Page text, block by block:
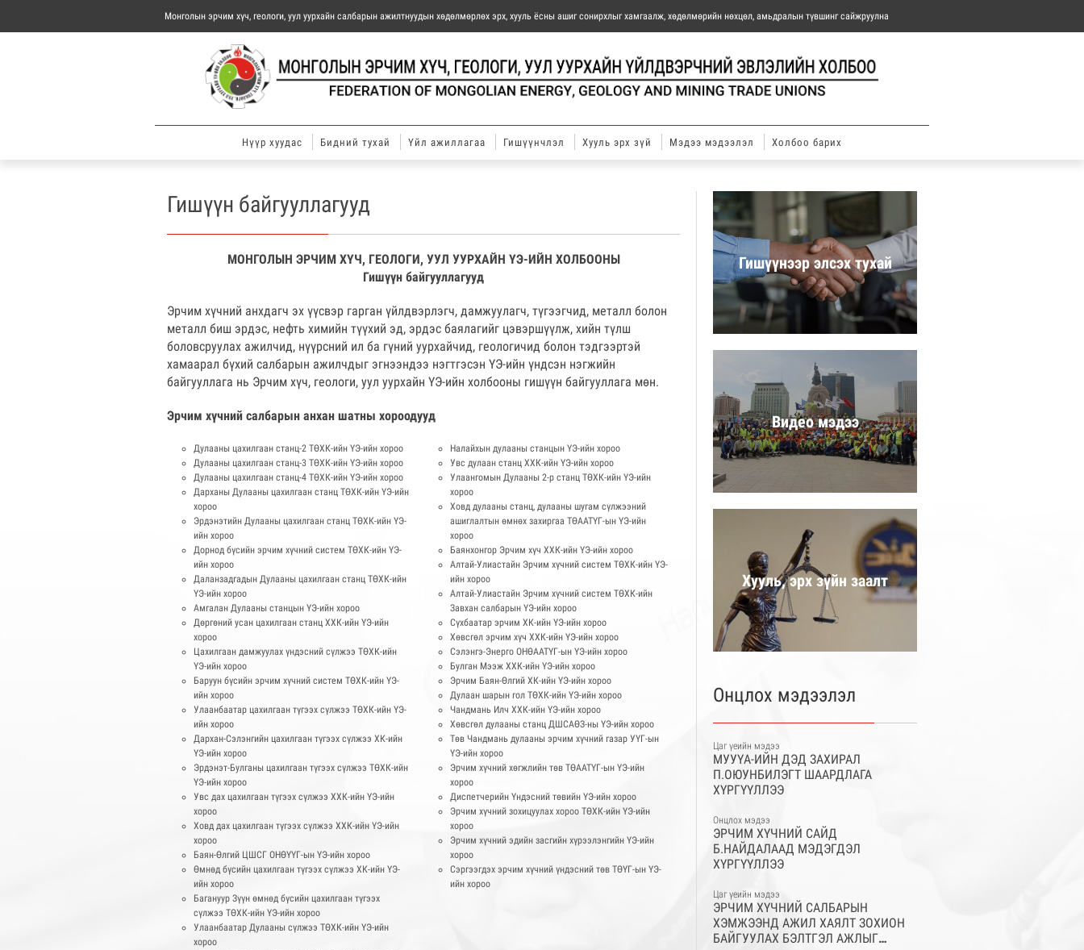
Монголын эрчим хүч, геологи, уул уурхайн салбарын ажилтнуудын хөдөлмөрлөх эрх, хууль ёсны ашиг сонирхлыг хамгаалж, хөдөлмөрийн нөхцөл, амьдралын түвшинг сайжруулна
Нүүр хуудас Бидний тухай Үйл ажиллагаа Гишүүнчлэл Хууль эрх зүй Мэдээ мэдээлэл Холбоо барих
Гишүүн байгууллагууд
МОНГОЛЫН ЭРЧИМ ХҮЧ, ГЕОЛОГИ, УУЛ УУРХАЙН ҮЭ-ИЙН ХОЛБООНЫ
Гишүүн байгууллагууд
Эрчим хүчний анхдагч эх үүсвэр гарган үйлдвэрлэгч, дамжуулагч, түгээгчид, металл болон
металл биш эрдэс, нефть химийн түүхий эд, эрдэс баялагийг цэвэршүүлж, хийн түлш
боловсруулах ажилчид, нүүрсний ил ба гүний уурхайчид, геологичид болон тэдгээртэй
хамаарал бүхий салбарын ажилчдыг эгнээндээ нэгтгэсэн ҮЭ-ийн үндсэн нэгжийн
байгууллага нь Эрчим хүч, геологи, уул уурхайн ҮЭ-ийн холбооны гишүүн байгууллага мөн.
Эрчим хүчний салбарын анхан шатны хороодууд
Дулааны цахилгаан станц-2 ТӨХК-ийн ҮЭ-ийн хороо
Дулааны цахилгаан станц-3 ТӨХК-ийн ҮЭ-ийн хороо
Дулааны цахилгаан станц-4 ТӨХК-ийн ҮЭ-ийн хороо
Дарханы Дулааны цахилгаан станц ТӨХК-ийн ҮЭ-ийн
хороо
Эрдэнэтийн Дулааны цахилгаан станц ТӨХК-ийн ҮЭ-
ийн хороо
Дорнод бүсийн эрчим хүчний систем ТӨХК-ийн ҮЭ-
ийн хороо
Даланзадгадын Дулааны цахилгаан станц ТӨХК-ийн
ҮЭ-ийн хороо
Амгалан Дулааны станцын ҮЭ-ийн хороо
Дөргөний усан цахилгаан станц ХХК-ийн ҮЭ-ийн
хороо
Цахилгаан дамжуулах үндэсний сүлжээ ТӨХК-ийн
ҮЭ-ийн хороо
Баруун бүсийн эрчим хүчний систем ТӨХК-ийн ҮЭ-
ийн хороо
Улаанбаатар цахилгаан түгээх сүлжээ ТӨХК-ийн ҮЭ-
ийн хороо
Дархан-Сэлэнгийн цахилгаан түгээх сүлжээ ХК-ийн
ҮЭ-ийн хороо
Эрдэнэт-Булганы цахилгаан түгээх сүлжээ ТӨХК-ийн
ҮЭ-ийн хороо
Увс дах цахилгаан түгээх сүлжээ ХХК-ийн ҮЭ-ийн
хороо
Ховд дах цахилгаан түгээх сүлжээ ХХК-ийн ҮЭ-ийн
хороо
Баян-Өлгий ЦШСГ ОНӨҮҮГ-ын ҮЭ-ийн хороо
Өмнөд бүсийн цахилгаан түгээх сүлжээ ХК-ийн ҮЭ-
ийн хороо
Багануур Зүүн өмнөд бүсийн цахилгаан түгээх
сүлжээ ТӨХК-ийн ҮЭ-ийн хороо
Улаанбаатар Дулааны сүлжээ ТӨХК-ийн ҮЭ-ийн
хороо
Налайхын дулааны станцын ҮЭ-ийн хороо
Увс дулаан станц ХХК-ийн ҮЭ-ийн хороо
Улаангомын Дулааны 2-р станц ТӨХК-ийн ҮЭ-ийн
хороо
Ховд дулааны станц, дулааны шугам сүлжээний
ашиглалтын өмнөх захиргаа ТӨААТҮГ-ын ҮЭ-ийн
хороо
Баянхонгор Эрчим хүч ХХК-ийн ҮЭ-ийн хороо
Алтай-Улиастайн Эрчим хүчний систем ТӨХК-ийн ҮЭ-
ийн хороо
Алтай-Улиастайн Эрчим хүчний систем ТӨХК-ийн
Завхан салбарын ҮЭ-ийн хороо
Сүхбаатар эрчим ХК-ийн ҮЭ-ийн хороо
Хөвсгөл эрчим хүч ХХК-ийн ҮЭ-ийн хороо
Сэлэнгэ-Энерго ОНӨААТҮГ-ын ҮЭ-ийн хороо
Булган Мээж ХХК-ийн ҮЭ-ийн хороо
Эрчим Баян-Өлгий ХК-ийн ҮЭ-ийн хороо
Дулаан шарын гол ТӨХК-ийн ҮЭ-ийн хороо
Чандмань Илч ХХК-ийн ҮЭ-ийн хороо
Хөвсгөл дулааны станц ДШСАӨЗ-ны ҮЭ-ийн хороо
Төв Чандмань дулааны эрчим хүчний газар УҮГ-ын
ҮЭ-ийн хороо
Эрчим хүчний хөгжлийн төв ТӨААТҮГ-ын ҮЭ-ийн
хороо
Диспетчерийн Үндэсний төвийн ҮЭ-ийн хороо
Эрчим хүчний зохицуулах хороо ТӨХК-ийн ҮЭ-ийн
хороо
Эрчим хүчний эдийн засгийн хүрээлэнгийн ҮЭ-ийн
хороо
Сэргээгдэх эрчим хүчний үндэсний төв ТӨҮГ-ын ҮЭ-
ийн хороо
Гишүүнээр элсэх тухай
Видео мэдээ
Хууль, эрх зүйн заалт
Онцлох мэдээлэл
Цаг үеийн мэдээ
МУУҮА-ИЙН ДЭД ЗАХИРАЛ
П.ОЮУНБИЛЭГТ ШААРДЛАГА
ХҮРГҮҮЛЛЭЭ
Онцлох мэдээ
ЭРЧИМ ХҮЧНИЙ САЙД
Б.НАЙДАЛААД МЭДЭГДЭЛ
ХҮРГҮҮЛЛЭЭ
Цаг үеийн мэдээ
ЭРЧИМ ХҮЧНИЙ САЛБАРЫН
ХЭМЖЭЭНД АЖИЛ ХАЯЛТ ЗОХИОН
БАЙГУУЛАХ БЭЛТГЭЛ АЖЛЫГ